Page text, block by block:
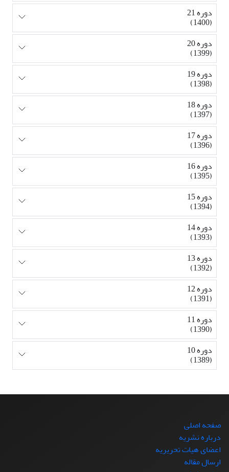
دوره 21
(1400)
دوره 20
(1399)
دوره 19
(1398)
دوره 18
(1397)
دوره 17
(1396)
دوره 16
(1395)
دوره 15
(1394)
دوره 14
(1393)
دوره 13
(1392)
دوره 12
(1391)
دوره 11
(1390)
دوره 10
(1389)
صفحه اصلی
درباره نشریه
اعضای هیات تحریریه
ارسال مقاله